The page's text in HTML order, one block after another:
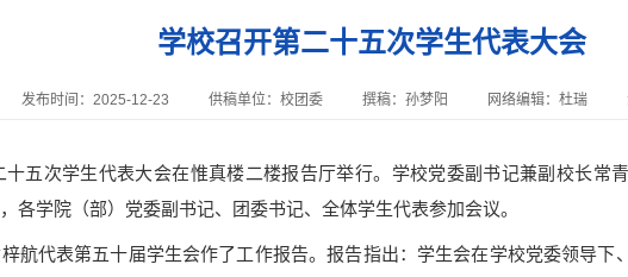
学校召开第二十五次学生代表大会
发布时间：2025-12-23 供稿单位：校团委 撰稿：孙梦阳 网络编辑：杜瑞
次学生代表大会在惟真楼二楼报告厅举行。学校党委副书记兼副校长常
各学院（部）党委副书记、团委书记、全体学生代表参加会议。
代表第五十届学生会作了工作报告。报告指出：学生会在学校党委领导下